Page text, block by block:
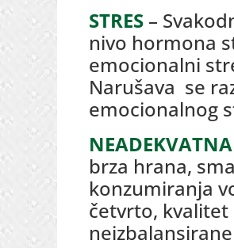
STRES –
nivo hormona
emocionalni
Narušava se
emocionalnog
brza hrana,
konzumiranja
četvrto, kvalitet